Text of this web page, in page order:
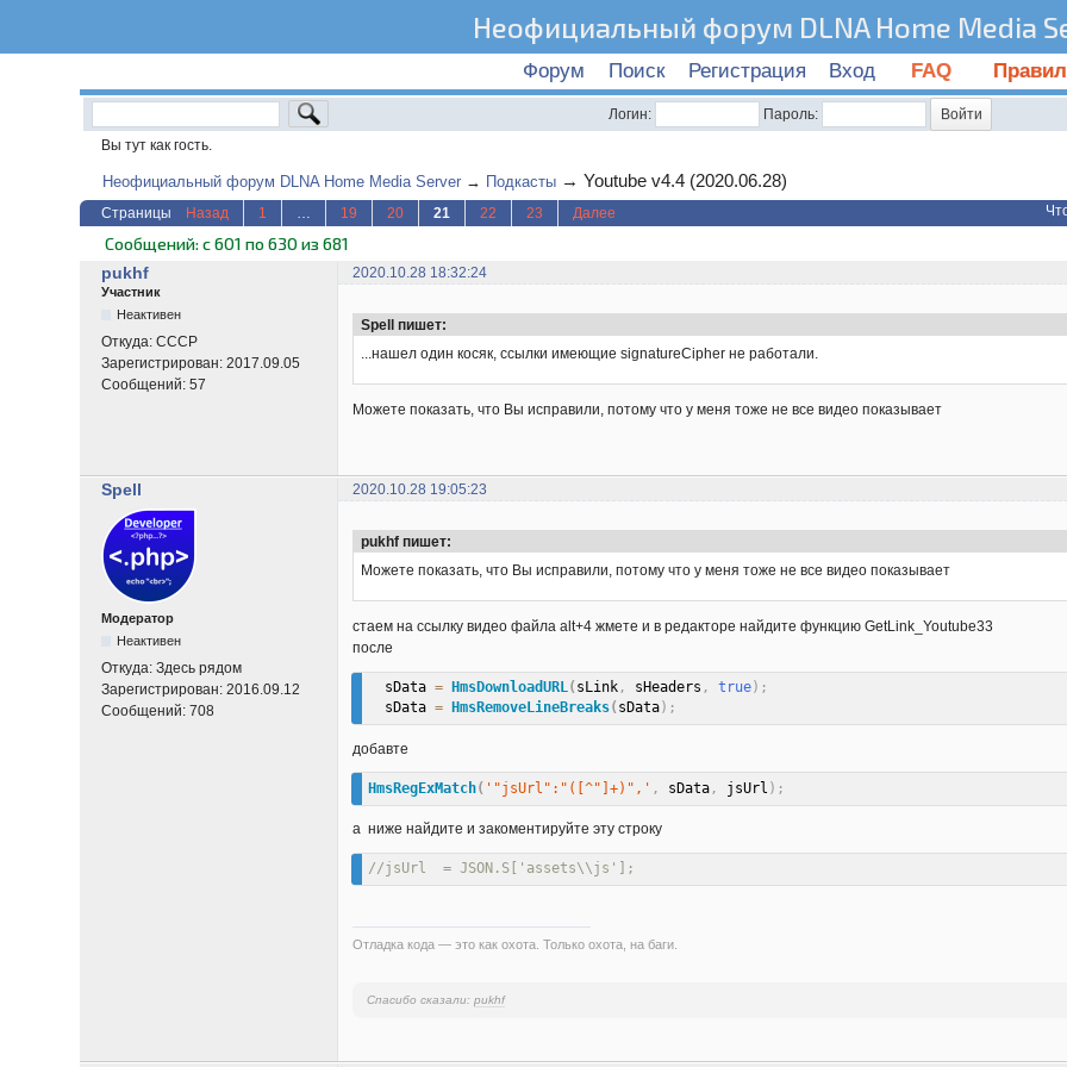
Неофициальный форум DLNA Home Media
Форум Поиск Регистрация Вход FAQ
Логин:
Пароль:
Вы тут как гость.
Неофициальный форум DLNA Home Media Server → Подкасты → Youtube v4.4 (2020.06.28)
Страницы Назад 1 … 19 20 21 22 23 Далее
Сообщений: с 601 по 630 из 681
pukhf 2020.10.28 18:32:24
Участник
Неактивен
Откуда:СССР
Зарегистрирован:2017.09.05
Сообщений:57
Spell пишет:
...нашел один косяк, ссылки имеющие signatureCipher не работали.
Можете показать, что Вы исправили, потому что у меня тоже не все видео показывает
Spell 2020.10.28 19:05:23
Модератор
Неактивен
Откуда:Здесь рядом
Зарегистрирован:2016.09.12
Сообщений:708
pukhf пишет:
Можете показать, что Вы исправили, потому что у меня тоже не все видео показывает
стаем на ссылку видео файла alt+4 жмете и в редакторе найдите функцию GetLink_Youtube33
после
  sData
= HmsDownloadURL( sLink, sHeaders , true) ;
  sData
= HmsRemoveLineBreaks( sData) ;
добавте
HmsRegExMatch( '"jsUrl":"([^"]+)",' , sData, jsUrl ) ;
а ниже найдите и закоментируйте эту строку
//jsUrl  = JSON.S['assets\\js'];
Отладка кода — это как охота. Только охота, на баги.
Спасибо сказали:pukhf